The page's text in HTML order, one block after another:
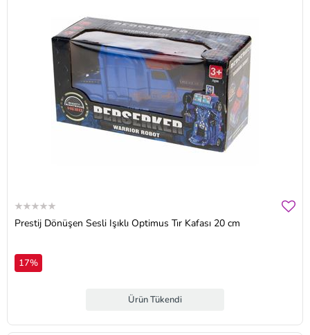
Prestij Dönüşen Sesli Işıklı Optimus Tır Kafası 20 cm
17%
Ürün Tükendi